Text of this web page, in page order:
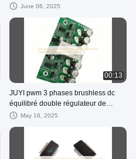
contrôleur de moteur IC de haute
June 06, 2025
00:13
JUYI pwm 3 phases brushless dc
équilibré double régulateur de
moteurMay 16, 2025